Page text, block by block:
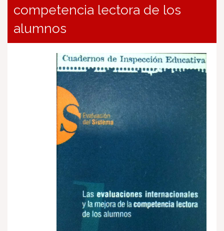
competencia lectora de los
alumnos